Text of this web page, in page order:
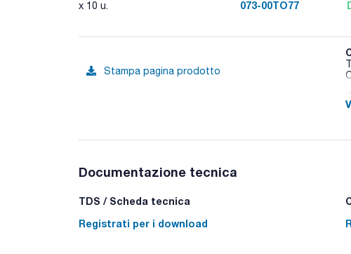
x 10 u. 073-00TO77
Stampa pagina prodotto
Documentazione tecnica
TDS / Scheda tecnica
Registrati per i download